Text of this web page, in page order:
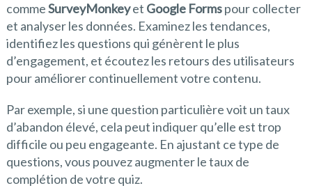
commeSurveyMonkeyet Google Formspour collecter
et analyser les données. Examinez les tendances,
identifiez les questions qui génèrent le plus
d’engagement, et écoutez les retours des utilisateurs
pour améliorer continuellement votre contenu.
Par exemple, si une question particulière voit un taux
d’abandon élevé, cela peut indiquer qu’elle est trop
difficile ou peu engageante. En ajustant ce type de
questions, vous pouvez augmenter le taux de
complétion de votre quiz.